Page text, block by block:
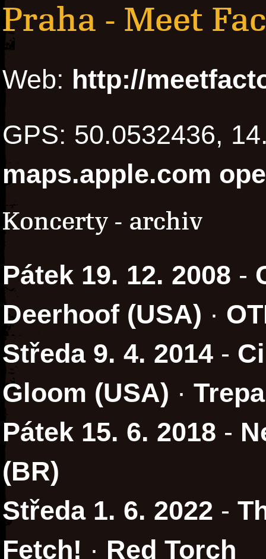
Praha - Meet
Web: http://
GPS: 50.0532436,
maps.apple.com
Koncerty - archiv
Pátek 19. 12. 2008 -
Deerhoof (USA) ·
Středa 9. 4. 2014 -
Gloom (USA) ·
Pátek 15. 6. 2018 -
(BR)
Středa 1. 6. 2022 -
Fetch! · Red Torch